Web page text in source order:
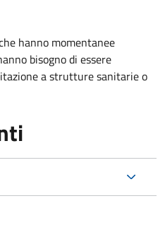
hanno momentanee
bisogno di essere
a strutture sanitarie o